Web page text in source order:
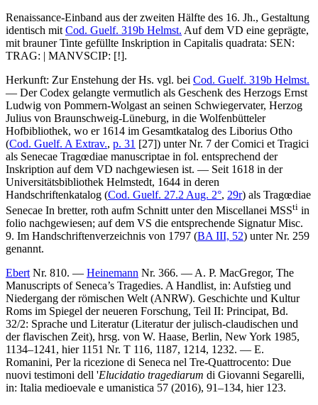
Renaissance-Einband aus der zweiten Hälfte des 16. Jh., Gestaltung
identisch mit Cod. Guelf. 319b Helmst. Auf dem VD eine geprägte,
mit brauner Tinte gefüllte Inskription in Capitalis quadrata: SEN:
TRAG: | MANVSCIP: [!].
Herkunft: Zur Enstehung der Hs. vgl. bei Cod. Guelf. 319b Helmst.
— Der Codex gelangte vermutlich als Geschenk des Herzogs Ernst
Ludwig von Pommern-Wolgast an seinen Schwiegervater, Herzog
Julius von Braunschweig-Lüneburg, in die Wolfenbütteler
Hofbibliothek, wo er 1614 im Gesamtkatalog des Liborius Otho
(Cod. Guelf. A Extrav., p. 31 [27]) unter Nr. 7 derComici et Tragici
als Senecae Tragœdiae manuscriptae in fol. entsprechend der
Inskription auf dem VD nachgewiesen ist. — Seit 1618 in der
Universitätsbibliothek Helmstedt, 1644 in deren
Handschriftenkatalog (Cod. Guelf. 27.2 Aug. 2°, 29r) als Tragœdiae
Senecae In bretter, roth aufm Schnitt unter den Miscellanei MSSti in
folio nachgewiesen; auf dem VS die entsprechende SignaturMisc.
9. Im Handschriftenverzeichnis von 1797 (BA III, 52) unter Nr. 259
genannt.
Ebert Nr. 810. — Heinemann Nr. 366. — A. P. MacGregor, The
Manuscripts of Seneca’s Tragedies. A Handlist, in: Aufstieg und
Niedergang der römischen Welt (ANRW). Geschichte und Kultur
Roms im Spiegel der neueren Forschung, Teil II: Principat, Bd.
32/2: Sprache und Literatur (Literatur der julisch-claudischen und
der flavischen Zeit), hrsg. von W. Haase, Berlin, New York 1985,
1134–1241, hier 1151 Nr. T 116, 1187, 1214, 1232. — E.
Romanini, Per la ricezione di Seneca nel Tre-Quattrocento: Due
nuovi testimoni dell 'Elucidatio tragediarum di Giovanni Segarelli,
in: Italia medioevale e umanistica 57 (2016), 91–134, hier 123.